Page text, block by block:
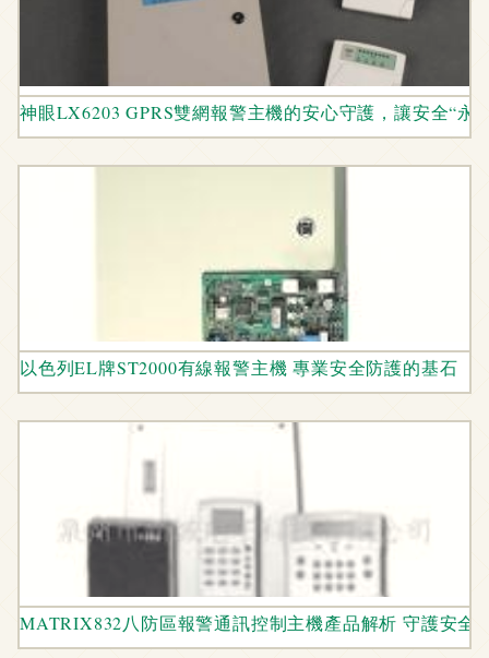
神眼LX6203 GPRS雙網報警主機的安心守護，讓安全“永
以色列EL牌ST2000有線報警主機 專業安全防護的基石
MATRIX832八防區報警通訊控制主機產品解析 守護安全